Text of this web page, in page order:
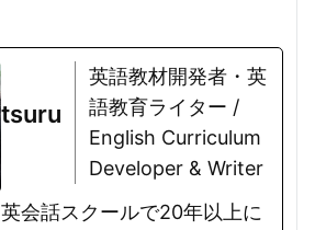
tsuru
英語教材開発者・英
語教育ライター /
English Curriculum
Developer & Writer
英会話スクールで20年以上に